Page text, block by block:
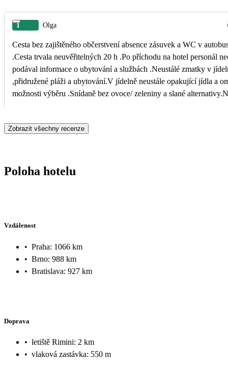
1 Olga
Cesta bez zajištěného občerstvení absence zásuvek a WC v
.Cesta trvala neuvěřitelných 20 h .Po příchodu na hotel personál
podával informace o ubytování a službách .Neustálé zmatky v
,přidružené pláži a ubytování.V jídelně neustále opakující jídla a
možnosti výběru .Snídaně bez ovoce/ zeleniny a slané alternativy.Na výběr
mohu vyzvednout.Bohužel dovolená byla jen stres a starosti a né
Zobrazit všechny recenze
Poloha hotelu
Vzdálenost
• Praha: 1066 km
• Brno: 988 km
• Bratislava: 927 km
Doprava
• letiště Rimini: 2 km
• vlaková zastávka: 550 m